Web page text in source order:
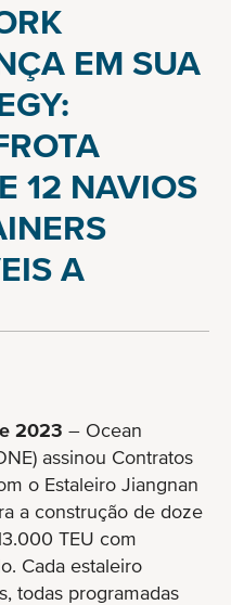
EM SUA
12 NAVIOS
A
2023 – Ocean
assinou Contratos
o Estaleiro Jiangnan
a construção de doze
TEU com
Cada estaleiro
todas programadas